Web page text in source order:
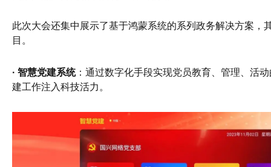
此次大会还集中展示了基于鸿蒙系统的系列政务解决方案，
目。
· 智慧党建系统：通过数字化手段实现党员教育、管理、活
建工作注入科技活力。